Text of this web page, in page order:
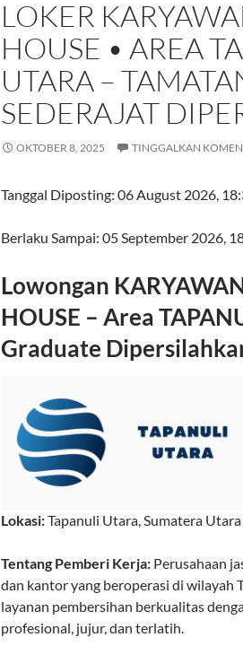
LOKER
HOUSE • AREA
UTARA –
SEDERAJAT
OKTOBER 8, 2025 TINGGALKAN
Tanggal Diposting: 06 August 2026,
Berlaku Sampai: 05 September 2026,
Lowongan
HOUSE – Area
Graduate
Lokasi:Tapanuli Utara,Sumatera Utara
Tentang Pemberi Kerja: Perusahaan
dan kantor yang beroperasi di wilayah
layanan pembersihan berkualitas
profesional, jujur, dan terlatih.